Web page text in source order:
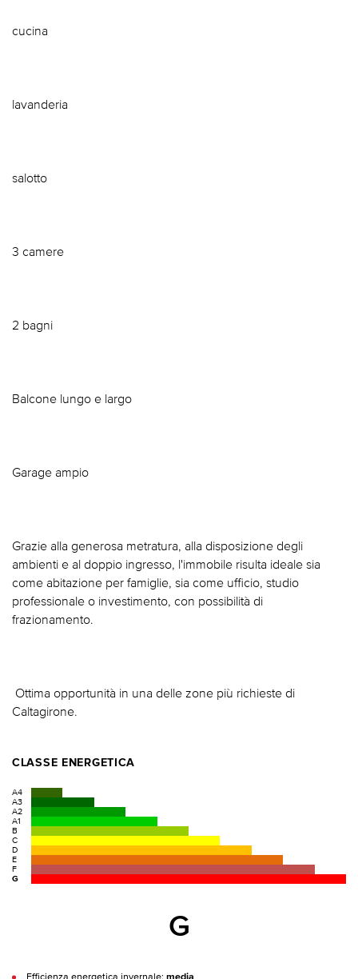
cucina
lavanderia
salotto
3 camere
2 bagni
Balcone lungo e largo
Garage ampio
Grazie alla generosa metratura, alla disposizione degli
ambienti e al doppio ingresso, l'immobile risulta ideale sia
come abitazione per famiglie, sia come ufficio, studio
professionale o investimento, con possibilità di
frazionamento.
 Ottima opportunità in una delle zone più richieste di
Caltagirone.
CLASSE ENERGETICA
A4
A3
A2
A1
B
C
D
E
F
G
G